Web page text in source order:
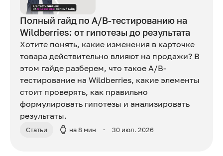
Полный гайд по A/B-тестированию на
Wildberries: от гипотезы до результата
Хотите понять, какие изменения в карточке
товара действительно влияют на продажи? В
этом гайде разберем, что такое A/B-
тестирование на Wildberries, какие элементы
стоит проверять, как правильно
формулировать гипотезы и анализировать
результаты.
Статьи на 8 мин 30 июл. 2026